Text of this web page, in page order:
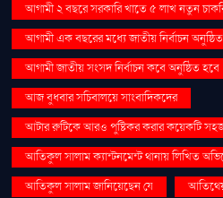
আগামী ২ বছরে সরকারি খাতে ৫ লাখ নতুন
আগামী এক বছরের মধ্যে জাতীয় নির্বাচন
আগামী জাতীয় সংসদ নির্বাচন কবে অনুষ্ঠিত হবে
আজ বুধবার সচিবালয়ে সাংবাদিকদের
আটার রুটিকে আরও পুষ্টিকর করার কয়েকটি
আতিকুল সালাম ক্যান্টনমেন্ট থানায় লিখিত
আতিকুল সালাম জানিয়েছেন যে